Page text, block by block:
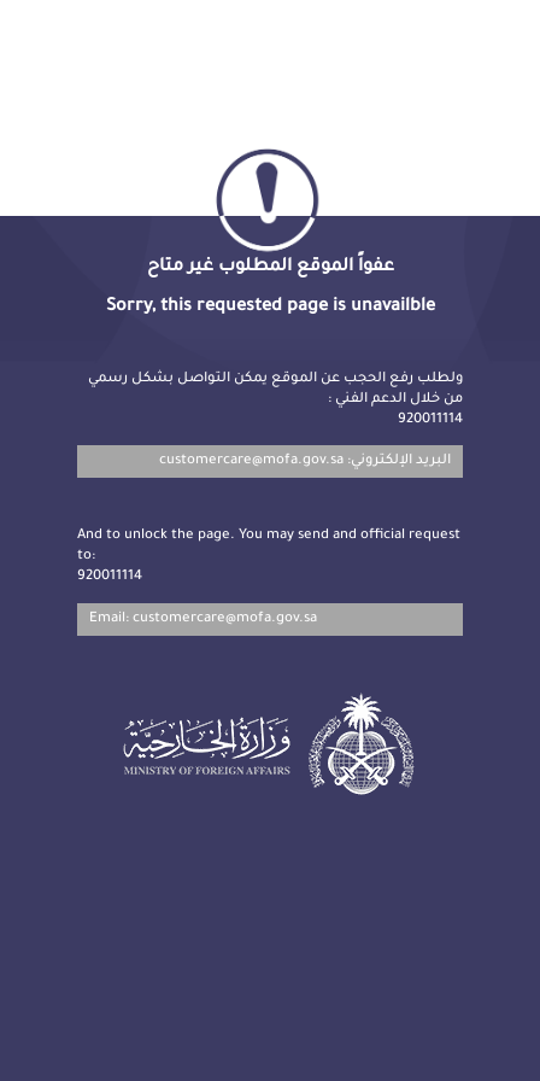
عفواً الموقع المطلوب غير متاح
Sorry, this requested page is unavailble
ولطلب رفع الحجب عن الموقع يمكن التواصل بشكل رسمي
من خلال الدعم الفني :
920011114
البريد الإلكتروني: customercare@mofa.gov.sa
And to unlock the page. You may send and official request
to:
920011114
Email: customercare@mofa.gov.sa